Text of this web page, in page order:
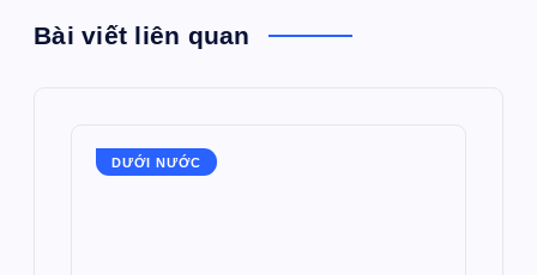
Bài viết liên quan
DƯỚI NƯỚC